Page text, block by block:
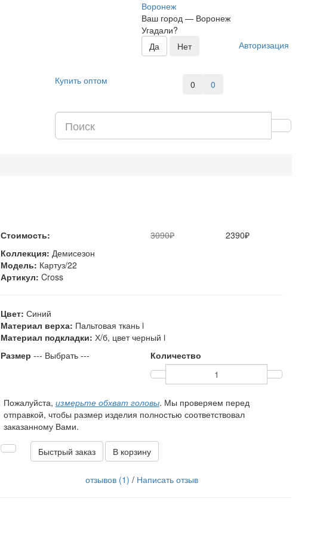
Воронеж
Ваш город — Воронеж
Угадали?
Авторизация
Купить оптом 0 0
Стоимость: 3090₽
2390₽
Коллекция: Демисезон
Модель: Картуз/22
Артикул: Cross
Цвет: Синий
Материал верха: Пальтовая ткань i
Материал подкладки: Х/б, цвет черный i
Размер --- Выбрать --- Количество
Пожалуйста, измерьте обхват головы. Мы проверяем перед
отправкой, чтобы размер изделия полностью соответствовал
заказанному Вами.
Быстрый заказ В корзину
отзывов (1) / Написать отзыв